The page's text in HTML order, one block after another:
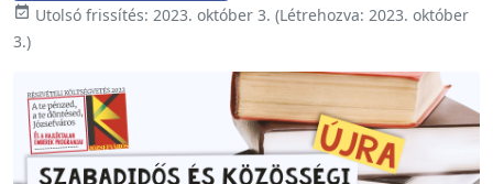
 Utolsó frissítés: 2023. október 3. (Létrehozva: 2023. október
3.)